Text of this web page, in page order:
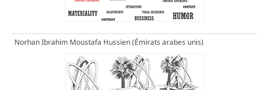
Norhan Ibrahim Moustafa Hussien (Émirats arabes unis)